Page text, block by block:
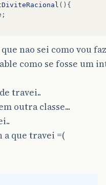
(){
;
nao sei como vou
como se fosse um
travei..
outra classe...
a que travei =(